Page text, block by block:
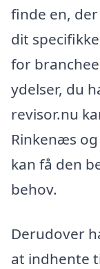
finde en,
dit
for
ydelser, du
revisor.nu
Rinkenæs
kan få den
behov.
Derudover
at indhente